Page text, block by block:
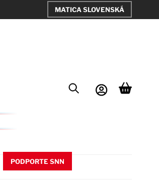
MATICA SLOVENSKÁ
PODPORTE SNN